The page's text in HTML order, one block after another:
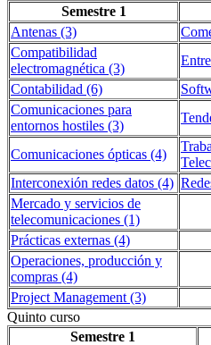
Semestre 1
Antenas (3)
Compatibilidad
electromagnética (3)
Contabilidad (6)
Comunicaciones para
entornos hostiles (3)
Comunicaciones ópticas (4)
Interconexión redes datos (4)
Mercado y servicios de
telecomunicaciones (1)
Prácticas externas (4)
Operaciones, producción y
compras (4)
Project Management (3)
Quinto curso
Semestre 1